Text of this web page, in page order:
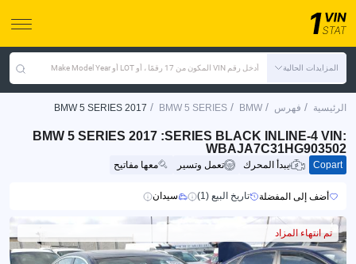
المزايدات الحالية أدخل رقم VIN المكون من 17 رقمًا ، أو LOT أو Make Model Year
الرئيسية / فهرس /
BMW
/
BMW 5 SERIES
/
BMW 5 SERIES 2017
BMW 5 SERIES 2017 :SERIES BLACK INLINE-4 VIN:
WBAJA7C31HG903502
Copart يبدأ المحرك تعمل وتسير معها مفاتيح
أضف إلى المفضلة تاريخ البيع (1) سيدان
تم انتهاء المزاد